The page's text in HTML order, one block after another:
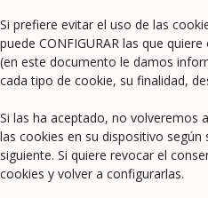
Si prefiere evitar el uso de las
puede CONFIGURAR las que
(en este documento le damos
cada tipo de cookie, su finalidad,
Si las ha aceptado, no volveremos
las cookies en su dispositivo según
siguiente. Si quiere revocar el
cookies y volver a configurarlas.